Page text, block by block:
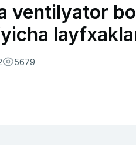
ventilyator
5679